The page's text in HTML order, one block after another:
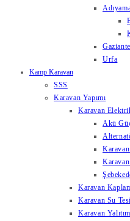
Urfa
Kamp Karavan
SSS
Karavan Yapımı
Karavan
Akü
Karavan
Karavan Su
Karavan